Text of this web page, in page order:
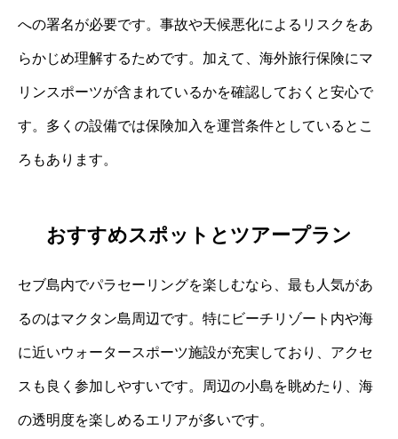
への署名が必要です。事故や天候悪化によるリスクをあ
らかじめ理解するためです。加えて、海外旅行保険にマ
リンスポーツが含まれているかを確認しておくと安心で
す。多くの設備では保険加入を運営条件としているとこ
ろもあります。
おすすめスポットとツアープラン
セブ島内でパラセーリングを楽しむなら、最も人気があ
るのはマクタン島周辺です。特にビーチリゾート内や海
に近いウォータースポーツ施設が充実しており、アクセ
スも良く参加しやすいです。周辺の小島を眺めたり、海
の透明度を楽しめるエリアが多いです。